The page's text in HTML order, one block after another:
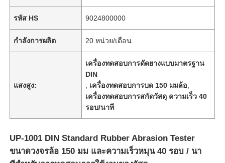
รหัส HS 9024800000
กำลังการผลิต 20 หน่วย/เดือน
แสงสูง:
เครื่องทดสอบการดัดยางแบบมาตรฐาน
DIN
เครื่องทดสอบการบด 150 มมล้อ
เครื่องทดสอบการสกัดวัสดุ ความเร็ว 40
รอบ/นาที
UP-1001 DIN Standard Rubber Abrasion Tester
ขนาดวงจรล้อ 150 มม และความเร็วหมุน 40 รอบ / นา